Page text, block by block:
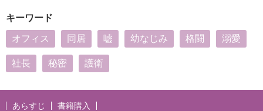
キーワード
オフィス 同居 嘘 幼なじみ 格闘 溺愛
社長 秘密 護衛
あらすじ 書籍購入